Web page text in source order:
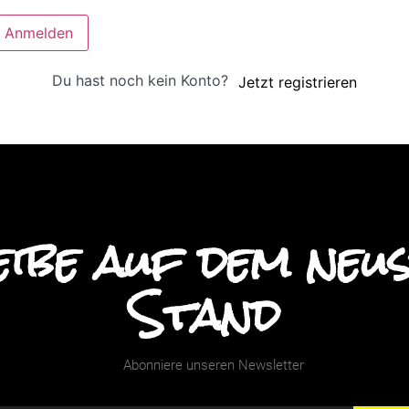
Anmelden
Du hast noch kein Konto? Jetzt registrieren
auf dem
Stand
Abonniere unseren Newsletter